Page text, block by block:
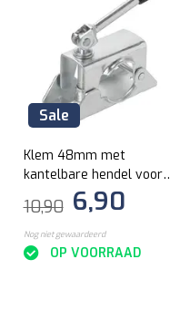
Sale
Klem 48mm met
kantelbare hendel voor
neuswiel
10,90 6,90
Nog niet gewaardeerd
OP VOORRAAD